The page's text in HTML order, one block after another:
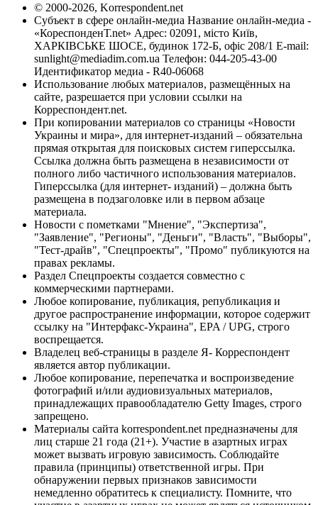
© 2000-2026, Korrespondent.net
Субъект в сфере онлайн-медиа Название онлайн-медиа -
«КореспонденТ.net» Адрес: 02091, місто Київ,
ХАРКІВСЬКЕ ШОСЕ, будинок 172-Б, офіс 208/1 E-mail:
sunlight@mediadim.com.ua Телефон: 044-205-43-00
Идентификатор медиа - R40-06068
Использование любых материалов, размещённых на
сайте, разрешается при условии ссылки на
Корреспондент.net.
При копировании материалов со страницы «Новости
Украины и мира», для интернет-изданий – обязательна
прямая открытая для поисковых систем гиперссылка.
Ссылка должна быть размещена в независимости от
полного либо частичного использования материалов.
Гиперссылка (для интернет- изданий) – должна быть
размещена в подзаголовке или в первом абзаце
материала.
Новости с пометками "Мнение", "Экспертиза",
"Заявление", "Регионы", "Деньги", "Власть", "Выборы",
"Тест-драйв", "Спецпроекты", "Промо" публикуются на
правах рекламы.
Раздел Спецпроекты создается совместно с
коммерческими партнерами.
Любое копирование, публикация, републикация и
другое распространение информации, которое содержит
ссылку на "Интерфакс-Украина", EPA / UPG, строго
воспрещается.
Владелец веб-страницы в разделе Я- Корреспондент
является автор публикации.
Любое копирование, перепечатка и воспроизведение
фотографий и/или аудиовизуальных материалов,
принадлежащих правообладателю Getty Images, строго
запрещено.
Материалы сайта korrespondent.net предназначены для
лиц старше 21 года (21+). Участие в азартных играх
может вызвать игровую зависимость. Соблюдайте
правила (принципы) ответственной игры. При
обнаружении первых признаков зависимости
немедленно обратитесь к специалисту. Помните, что